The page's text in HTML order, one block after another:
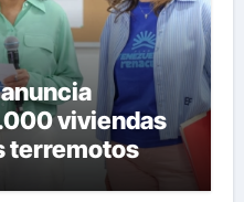
viviendas
terremotos